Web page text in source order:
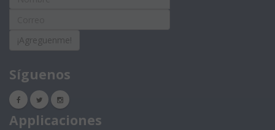
¡Agreguenme!
Síguenos
Applicaciones